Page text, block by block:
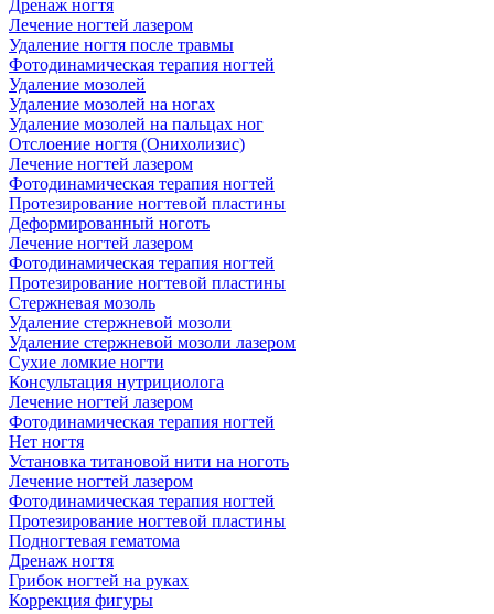
Дренаж ногтя
Лечение ногтей лазером
Удаление ногтя после травмы
Фотодинамическая терапия ногтей
Удаление мозолей
Удаление мозолей на ногах
Удаление мозолей на пальцах ног
Отслоение ногтя (Онихолизис)
Лечение ногтей лазером
Фотодинамическая терапия ногтей
Протезирование ногтевой пластины
Деформированный ноготь
Лечение ногтей лазером
Фотодинамическая терапия ногтей
Протезирование ногтевой пластины
Стержневая мозоль
Удаление стержневой мозоли
Удаление стержневой мозоли лазером
Сухие ломкие ногти
Консультация нутрициолога
Лечение ногтей лазером
Фотодинамическая терапия ногтей
Нет ногтя
Установка титановой нити на ноготь
Лечение ногтей лазером
Фотодинамическая терапия ногтей
Протезирование ногтевой пластины
Подногтевая гематома
Дренаж ногтя
Грибок ногтей на руках
Коррекция фигуры